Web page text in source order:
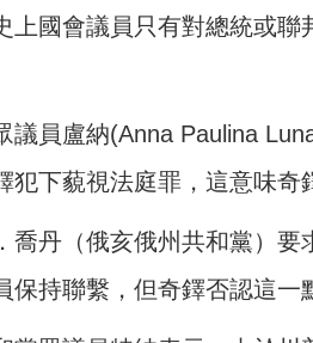
上國會議員只有對總統或
議員盧納(Anna Paulina
犯下藐視法庭罪，這意味奇
喬丹（俄亥俄州共和黨）
保持聯繫，但奇鐸否認這一